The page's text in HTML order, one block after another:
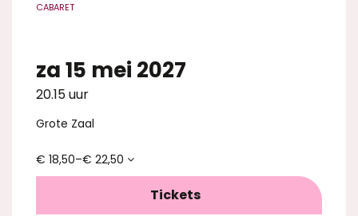
CABARET
za 15 mei 2027
20.15 uur
Grote Zaal
€ 18,50–€ 22,50
Tickets